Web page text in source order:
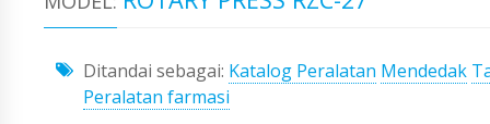
Ditandai sebagai: Katalog Peralatan Mendedak
Peralatan farmasi